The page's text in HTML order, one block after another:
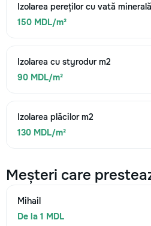
Izolarea pereților cu vată
150 MDL/m²
Izolarea cu styrodur m2
90 MDL/m²
Izolarea plăcilor m2
130 MDL/m²
Meșteri care
Mihail
De la 1 MDL